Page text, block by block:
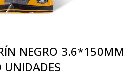
NEGRO 3.6*150MM
UNIDADES